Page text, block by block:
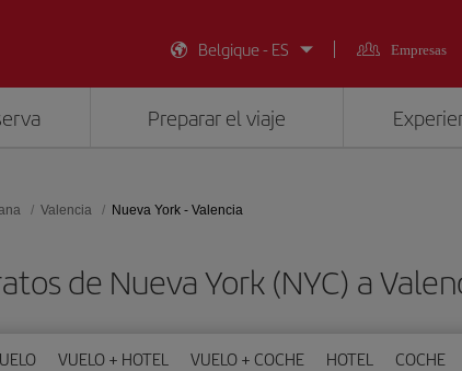
Belgique - ES
Empresas
Preparar el viaje
Valencia Nueva York - Valencia
de Nueva York (NYC) a
VUELO + HOTEL VUELO + COCHE HOTEL COCHE